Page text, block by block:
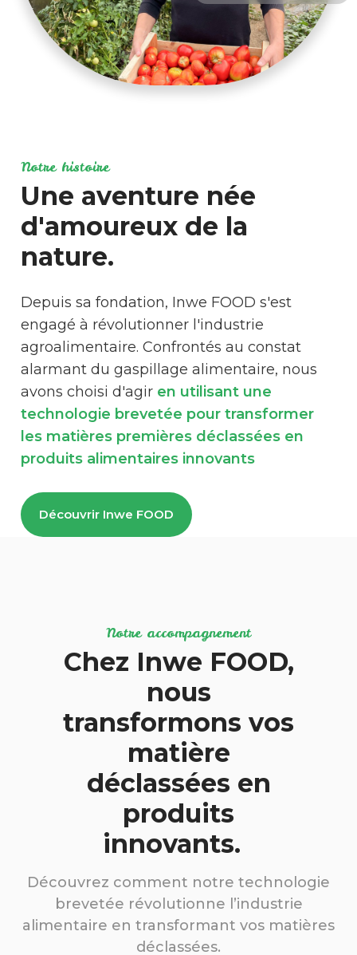
Notre histoire
Une aventure née
d'amoureux de la
nature.
Depuis sa fondation, Inwe FOOD s'est
engagé à révolutionner l'industrie
agroalimentaire. Confrontés au constat
alarmant du gaspillage alimentaire, nous
avons choisi d'agir en utilisant une
technologie brevetée pour transformer
les matières premières déclassées en
produits alimentaires innovants
Découvrir Inwe FOOD
Notre accompagnement
Chez Inwe FOOD,
nous
transformons vos
matière
déclassées en
produits
innovants.
Découvrez comment notre technologie
brevetée révolutionne l’industrie
alimentaire en transformant vos matières
déclassées.